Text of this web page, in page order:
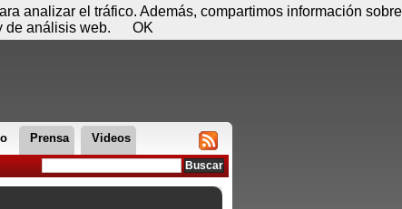
Prensa Videos
de agosto - 08:34 Registrar Conectar
analizar el tráfico. Además, compartimos información sobre
de análisis web.
OK